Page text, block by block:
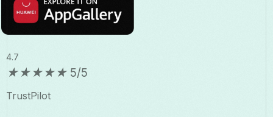
4.7
★★★★★ 5/5
TrustPilot